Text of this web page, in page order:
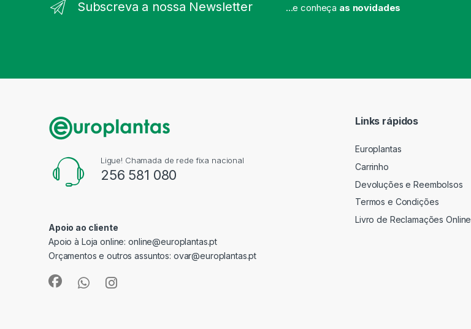
Subscreva a nossa Newsletter ...e conheça as novidades
Ligue! Chamada de rede fixa nacional
256 581 080
Apoio ao cliente
Apoio à Loja online:online@europlantas.pt
Orçamentos e outros assuntos: ovar@europlantas.pt
Links rápidos
Europlantas
Carrinho
Devoluções e Reembolsos
Termos e Condições
Livro de Reclamações Online